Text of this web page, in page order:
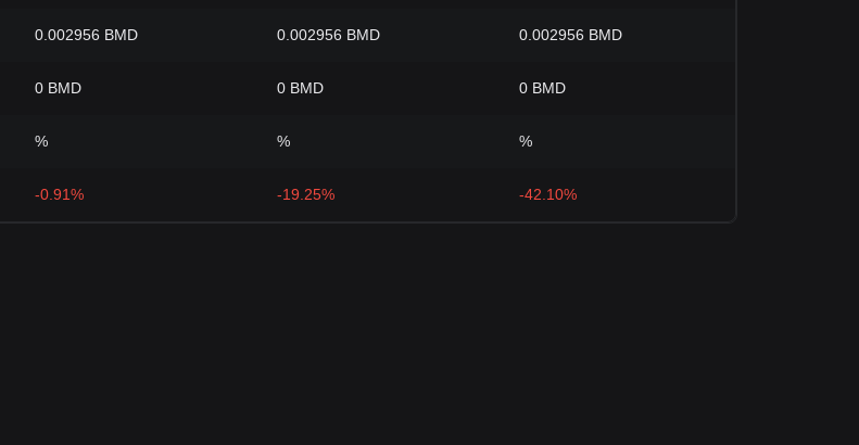
0.002956 BMD 0.002956 BMD 0.002956 BMD
0 BMD 0 BMD 0 BMD
% % %
-0.91% -19.25% -42.10%